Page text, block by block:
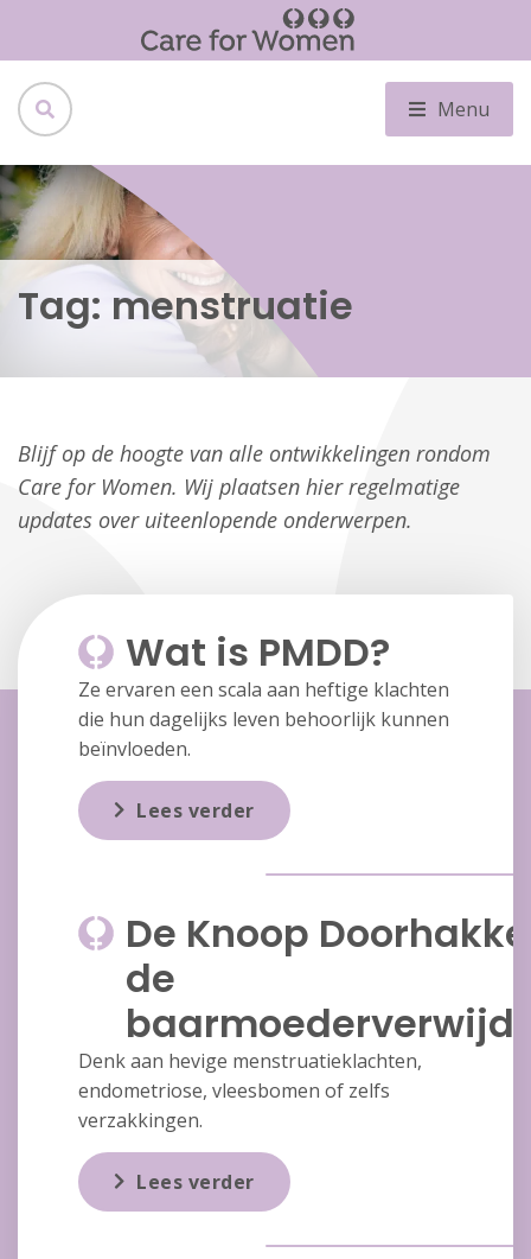
Menu
Tag: menstruatie
Blijf op de hoogte van alle ontwikkelingen rondom
Care for Women. Wij plaatsen hier regelmatige
updates over uiteenlopende onderwerpen.
Wat is PMDD?
Ze ervaren een scala aan heftige klachten
die hun dagelijks leven behoorlijk kunnen
beïnvloeden.
Lees verder
De Knoop
de
Denk aan hevige menstruatieklachten,
endometriose, vleesbomen of zelfs
verzakkingen.
Lees verder